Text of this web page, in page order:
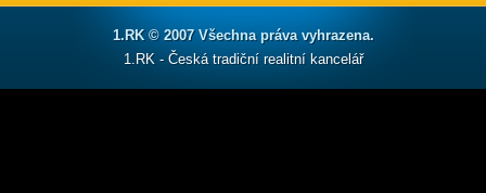
1.RK © 2007 Všechna práva vyhrazena.
1.RK - Česká tradiční realitní kancelář